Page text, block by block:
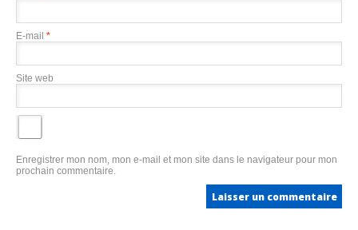
E-mail *
Site web
Enregistrer mon nom, mon e-mail et mon site dans le navigateur pour mon
prochain commentaire.